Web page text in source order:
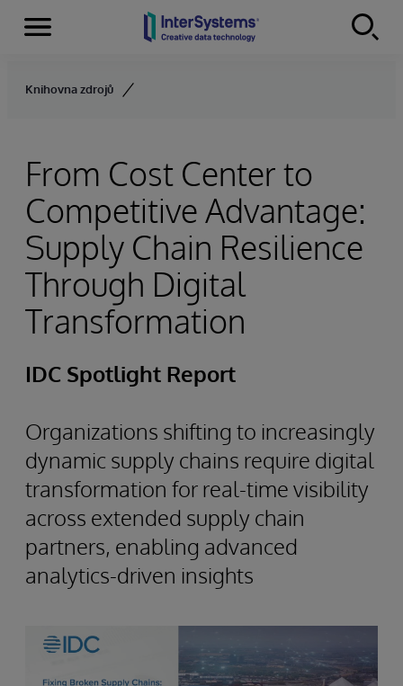
Skip to content
Menu
Knihovna zdrojů
From Cost Center to
Competitive Advantage:
Supply Chain Resilience
Through Digital
Transformation
IDC Spotlight Report
Organizations shifting to increasingly
dynamic supply chains require digital
transformation for real-time visibility
across extended supply chain
partners, enabling advanced
analytics-driven insights